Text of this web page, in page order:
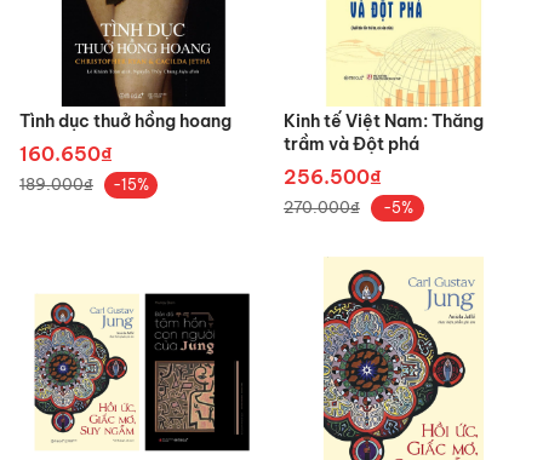
Tình dục thuở hồng hoang
160.650₫
189.000₫ -15%
Kinh tế Việt Nam: Thăng
trầm và Đột phá
256.500₫
270.000₫ -5%